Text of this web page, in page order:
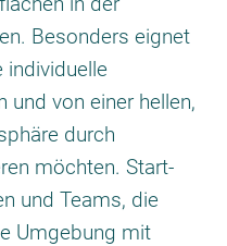
Besonders eignet
individuelle
und von einer hellen,
durch
möchten. Start-
und Teams, die
Umgebung mit